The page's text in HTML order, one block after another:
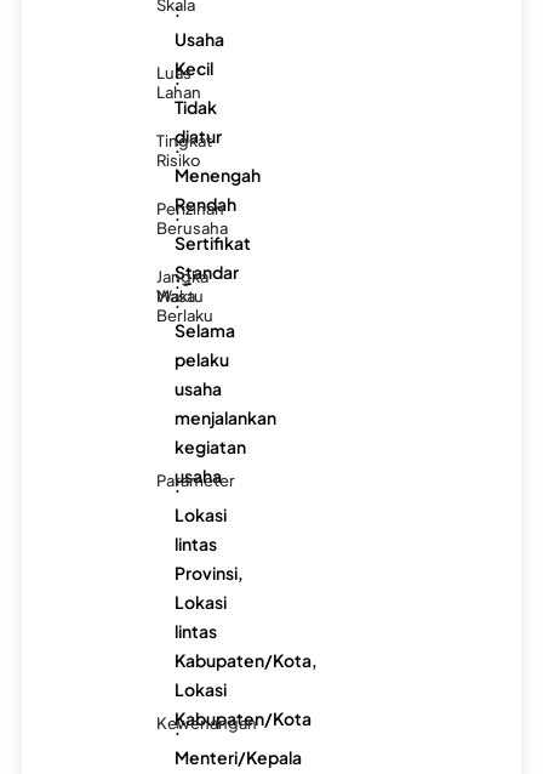
Skala
:
Usaha
Kecil
Luas
Lahan
:
Tidak
diatur
Tingkat
Risiko
:
Menengah
Rendah
Perizinan
Berusaha
:
Sertifikat
Standar
Jangka
Waktu
: -
Masa
Berlaku
:
Selama
pelaku
usaha
menjalankan
kegiatan
usaha
Parameter
:
Lokasi
lintas
Provinsi,
Lokasi
lintas
Kabupaten/Kota,
Lokasi
Kabupaten/Kota
Kewenangan
:
Menteri/Kepala